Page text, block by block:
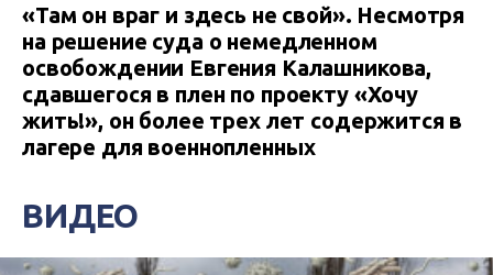
«Там он враг и здесь не свой». Несмотря
на решение суда о немедленном
освобождении Евгения Калашникова,
сдавшегося в плен по проекту «Хочу
жить!», он более трех лет содержится в
лагере для военнопленных
ВИДЕО